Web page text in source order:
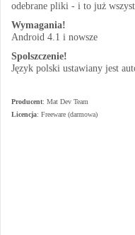
odebrane pliki - i to już
Wymagania!
Android 4.1 i nowsze
Spolszczenie!
Język polski ustawiany jest
Producent: Mat Dev Team
Licencja: Freeware (darmowa)